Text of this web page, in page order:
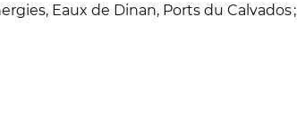
Eaux de Dinan, Ports du Calvados ;